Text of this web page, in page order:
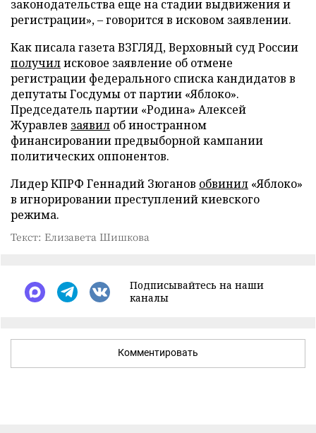
законодательства еще на стадии выдвижения и
регистрации», – говорится в исковом заявлении.
Как писала газета ВЗГЛЯД, Верховный суд России
получилисковое заявление об отмене
регистрации федерального списка кандидатов в
депутаты Госдумы от партии «Яблоко».
Председатель партии «Родина» Алексей
Журавлев заявил об иностранном
финансировании предвыборной кампании
политических оппонентов.
Лидер КПРФ Геннадий Зюганов обвинил «Яблоко»
в игнорировании преступлений киевского
режима.
Текст: Елизавета Шишкова
Подписывайтесь на наши
каналы
Комментировать